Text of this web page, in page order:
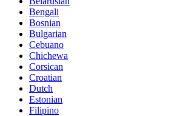
Bengali
Bosnian
Bulgarian
Cebuano
Chichewa
Corsican
Croatian
Dutch
Estonian
Filipino